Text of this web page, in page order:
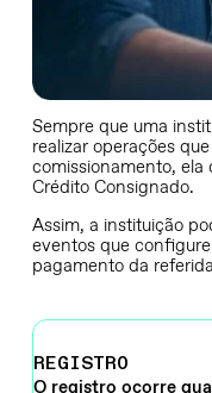
Sempre que uma
realizar operações
comissionamento, ela
Crédito Consignado.
Assim, a instituição
eventos que
pagamento da
REGISTRO